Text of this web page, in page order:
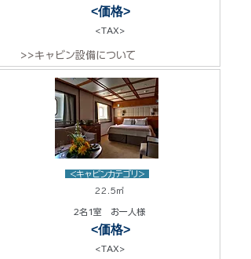
<価格>
<TAX>
>>キャビン設備について
<キャビンカテゴリ>
22.5㎡
2名1室 お一人様
<価格>
<TAX>